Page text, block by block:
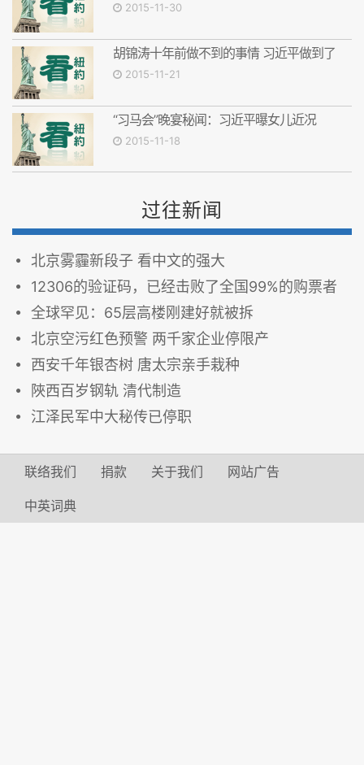
2015-11-30
胡锦涛十年前做不到的事情 习近平做到了
2015-11-21
“习马会”晚宴秘闻：习近平曝女儿近况
2015-11-18
过往新闻
北京雾霾新段子 看中文的强大
12306的验证码，已经击败了全国99%的购票者
全球罕见：65层高楼刚建好就被拆
北京空污红色预警 两千家企业停限产
西安千年银杏树 唐太宗亲手栽种
陜西百岁钢轨 清代制造
江泽民军中大秘传已停职
联络我们 捐款 关于我们 网站广告
中英词典